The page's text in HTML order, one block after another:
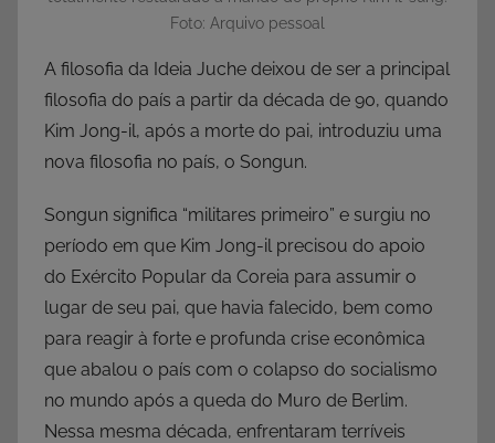
Foto: Arquivo pessoal
A filosofia da Ideia Juche deixou de ser a principal
filosofia do país a partir da década de 90, quando
Kim Jong-il, após a morte do pai, introduziu uma
nova filosofia no país, o Songun.
Songun significa “militares primeiro” e surgiu no
período em que Kim Jong-il precisou do apoio
do Exército Popular da Coreia para assumir o
lugar de seu pai, que havia falecido, bem como
para reagir à forte e profunda crise econômica
que abalou o país com o colapso do socialismo
no mundo após a queda do Muro de Berlim.
Nessa mesma década, enfrentaram terríveis